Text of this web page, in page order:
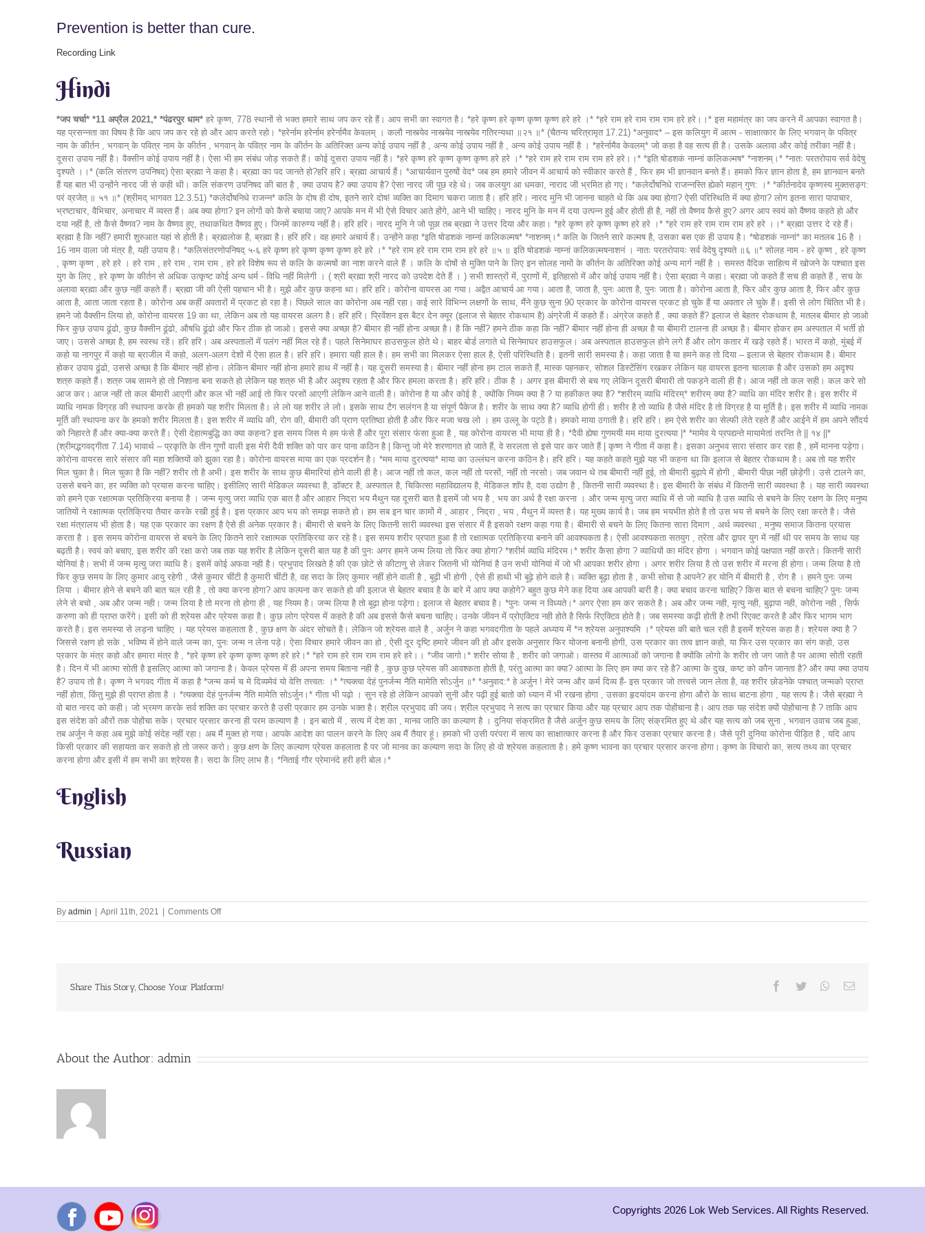
Prevention is better than cure.
Recording Link
Hindi
*जप चर्चा* *11 अप्रैल 2021,* *पंढरपुर धाम* हरे कृष्ण, 778 स्थानों से भक्त हमारे साथ जप कर रहे हैं। आप सभी का स्वागत है। *हरे कृष्ण हरे कृष्ण कृष्ण कृष्ण हरे हरे ।* *हरे राम हरे राम राम राम हरे हरे।।* इस महामंत्र का जप करने में आपका स्वागत है। यह प्रसन्नता का विषय है कि आप जप कर रहे हो और आप करते रहो। *हरेर्नाम हरेर्नाम हरेर्नामैव केवलम् । कलौ नास्त्येव नास्त्येव नास्त्येव गतिरन्यथा ॥२१ ॥* (चैतन्य चरित्रामृत 17.21) *अनुवाद* – इस कलियुग में आत्म - साक्षात्कार के लिए भगवान् के पवित्र नाम के कीर्तन , भगवान् के पवित्र नाम के कीर्तन , भगवान् के पवित्र नाम के कीर्तन के अतिरिक्त अन्य कोई उपाय नहीं है , अन्य कोई उपाय नहीं है , अन्य कोई उपाय नहीं है । *हरेर्नामैव केवलम्* जो कहा है वह सत्य ही है। उसके अलावा और कोई तरीका नहीं है। दूसरा उपाय नहीं है। वैक्सीन कोई उपाय नहीं है। ऐसा भी हम संबंध जोड़ सकते हैं। कोई दूसरा उपाय नहीं है। *हरे कृष्ण हरे कृष्ण कृष्ण कृष्ण हरे हरे ।* *हरे राम हरे राम राम राम हरे हरे।।* *इति षोडशकं नाम्नां कलिकल्मष* *नाशनम्।* *नातः परतरोपाय सर्व वेदेषु दृश्यते ।।* (कलि संतरण उपनिषद) ऐसा ब्रह्मा ने कहा है। ब्रह्मा का पद जानते हो?हरि हरि। ब्रह्मा आचार्य हैं। *आचार्यवान पुरुषों वेद* जब हम हमारे जीवन में आचार्य को स्वीकार करते हैं , फिर हम भी ज्ञानवान बनते हैं। हमको फिर ज्ञान होता है, हम ज्ञानवान बनते हैं यह बात भी उन्होंने नारद जी से कही थी। कलि संकरण उपनिषद की बात है , क्या उपाय है? क्या उपाय है? ऐसा नारद जी पूछ रहे थे। जब कलयुग आ धमका, नाराद जी भ्रमित हो गए। *कलेर्दोषनिधे राजन्नस्ति ह्येको महान् गुण: ।* *कीर्तनादेव कृष्णस्य मुक्तसङ्ग: परं व्रजेत् ॥ ५१ ॥* (श्रीमद् भागवत 12.3.51) *कलेर्दोषनिधे राजन्न* कलि के दोष ही दोष, इतने सारे दोष! व्यक्ति का दिमाग चकरा जाता है। हरि हरि। नारद मुनि भी जानना चाहते थे कि अब क्या होगा? ऐसी परिस्थिति में क्या होगा? लोग इतना सारा पापाचार, भ्रष्टाचार, वैभिचार, अनाचार में व्यस्त हैं। अब क्या होगा? इन लोगों को कैसे बचाया जाए? आपके मन में भी ऐसे विचार आते होंगे, आने भी चाहिए। नारद मुनि के मन में दया उत्पन्न हुई और होती ही है, नहीं तो वैष्णव कैसे हुए? अगर आप स्वयं को वैष्णव कहते हो और दया नहीं है, तो कैसे वैष्णव? नाम के वैष्णव हुए, तथाकथित वैष्णव हुए। जिनमें कारुण्य नहीं है। हरि हरि। नारद मुनि ने जो पूछा तब ब्रह्मा ने उत्तर दिया और कहा। *हरे कृष्ण हरे कृष्ण कृष्ण हरे हरे ।* *हरे राम हरे राम राम राम हरे हरे ।।* ब्रह्मा उत्तर दे रहे हैं। ब्रह्मा है कि नहीं? हमारी शुरुआत यहां से होती है। ब्रह्मलोक है, ब्रह्मा है। हरि हरि। वह हमारे अचार्य हैं। उन्होंने कहा *इति षोडशकं नाम्नां कलिकल्मष* *नाशनम्।* कलि के जितने सारे कल्मष है, उसका बस एक ही उपाय है। *षोडशकं नाम्नां* का मतलब 16 है । 16 नाम वाला जो मंत्र है, यही उपाय है। *कलिसंतरणोपनिषद् ५-६ हरे कृष्ण हरे कृष्ण कृष्ण कृष्ण हरे हरे ।* *हरे राम हरे राम राम राम हरे हरे ॥५ ॥ इति षोडशकं नाम्नां कलिकल्मषनाशनं । नातः परतरोपायः सर्व वेदेषु दृश्यते ॥६ ॥* सोलह नाम - हरे कृष्ण , हरे कृष्ण , कृष्ण कृष्ण , हरे हरे । हरे राम , हरे राम , राम राम , हरे हरे विशेष रूप से कलि के कल्मषों का नाश करने वाले हैं । कलि के दोषों से मुक्ति पाने के लिए इन सोलह नामों के कीर्तन के अतिरिक्त कोई अन्य मार्ग नहीं है । समस्त वैदिक साहित्य में खोजने के पश्चात इस युग के लिए , हरे कृष्ण के कीर्तन से अधिक उत्कृष्ट कोई अन्य धर्म - विधि नहीं मिलेगी । ( श्री ब्रह्मा श्री नारद को उपदेश देते हैं । ) सभी शास्त्रों में, पुराणों में, इतिहासो में और कोई उपाय नहीं है। ऐसा ब्रह्मा ने कहा। ब्रह्मा जो कहते हैं सच ही कहते हैं , सच के अलावा ब्रह्मा और कुछ नहीं कहते हैं। ब्रह्मा जी की ऐसी पहचान भी है। मुझे और कुछ कहना था। हरि हरि। कोरोना वायरस आ गया। अद्वैत आचार्य आ गया। आता है, जाता है, पुनः आता है, पुनः जाता है। कोरोना आता है, फिर और कुछ आता है, फिर और कुछ आता है, आता जाता रहता है। कोरोना अब कहीं अवतारों में प्रकट हो रहा है। पिछले साल का कोरोना अब नहीं रहा। कई सारे विभिन्न लक्षणों के साथ, मैंने कुछ सुना 90 प्रकार के कोरोना वायरस प्रकट हो चुके हैं या अवतार ले चुके हैं। इसी से लोग चिंतित भी है। हमने जो वैक्सीन लिया हो, कोरोना वायरस 19 का था, लेकिन अब तो यह वायरस अलग है। हरि हरि। प्रिवेंशन इस बैटर देन क्यूर (इलाज से बेहतर रोकथाम है) अंग्रेजी में कहते हैं। अंग्रेज कहते हैं , क्या कहते हैं? इलाज से बेहतर रोकथाम है, मतलब बीमार हो जाओ फिर कुछ उपाय ढूंढो, कुछ वैक्सीन ढूंढो, औषधि ढूंढो और फिर ठीक हो जाओ। इससे क्या अच्छा है? बीमार ही नहीं होना अच्छा है। है कि नहीं? हमने ठीक कहा कि नहीं? बीमार नहीं होना ही अच्छा है या बीमारी टालना ही अच्छा है। बीमार होकर हम अस्पताल में भर्ती हो जाए। उससे अच्छा है, हम स्वस्थ रहें। हरि हरि। अब अस्पतालों में पलंग नहीं मिल रहे हैं। पहले सिनेमाघर हाउसफुल होते थे। बाहर बोर्ड लगाते थे सिनेमाघर हाउसफुल। अब अस्पताल हाउसफुल होने लगे हैं और लोग कतार में खड़े रहते हैं। भारत में कहो, मुंबई में कहो या नागपुर में कहो या ब्राजील में कहो, अलग-अलग देशों में ऐसा हाल है। हरि हरि। हमारा यही हाल है। हम सभी का मिलकर ऐसा हाल है, ऐसी परिस्थिति है। इतनी सारी समस्या है। कहा जाता है या हमने कह तो दिया – इलाज से बेहतर रोकथाम है। बीमार होकर उपाय ढूंढो, उससे अच्छा है कि बीमार नहीं होना। लेकिन बीमार नहीं होना हमारे हाथ में नहीं है। यह दूसरी समस्या है। बीमार नहीं होना हम टाल सकते हैं, मास्क पहनकर, सोशल डिस्टेंसिंग रखकर लेकिन यह वायरस इतना चालाक है और उसको हम अदृश्य शत्रु कहते हैं। शत्रु जब सामने हो तो निशाना बना सकते हो लेकिन यह शत्रु भी है और अदृश्य रहता है और फिर हमला करता है। हरि हरि। ठीक है । अगर इस बीमारी से बच गए लेकिन दूसरी बीमारी तो पकड़ने वाली ही है। आज नहीं तो कल सही। कल करे सो आज कर। आज नहीं तो कल बीमारी आएगी और कल भी नहीं आई तो फिर परसों आएगी लेकिन आने वाली है। कोरोना है या और कोई है , क्योंकि नियम क्या है ? या हकीकत क्या है? *शरीरम् व्याधि मंदिरम्* शरीरम् क्या है? व्याधि का मंदिर शरीर है। इस शरीर में व्याधि नामक विग्रह की स्थापना करके ही हमको यह शरीर मिलता है। ले लो यह शरीर ले लो। इसके साथ टैग सलंगन है या संपूर्ण पैकेज है। शरीर के साथ क्या है? व्याधि होगी ही। शरीर है तो व्याधि है जैसे मंदिर है तो विग्रह है या मूर्ति है। इस शरीर में व्याधि नामक मूर्ति की स्थापना कर के हमको शरीर मिलता है। इस शरीर में व्याधि की, रोग की, बीमारी की प्राण प्रतिष्ठा होती है और फिर मजा चख लो । हम उल्लू के पट्ठे है। हमको माया ठगाती है। हरि हरि। हम ऐसे शरीर का सेल्फी लेते रहते हैं और आईने में हम अपने सौंदर्य को निहारते हैं और क्या-क्या करते हैं। ऐसी देहात्मबुद्धि का क्या कहना? इस समय जिस मे हम फंसे हैं और पूरा संसार फंसा हुआ है , यह कोरोना वायरस भी माया ही है। *दैवी ह्येषा गुणमयी मम माया दुरत्यया |* *मामेव ये प्रपद्यन्ते मायामेतां तरन्ति ते || १४ ||* (श्रीमद्भगवद्गीता 7.14) भावार्थ – प्रकृति के तीन गुणों वाली इस मेरी दैवी शक्ति को पार कर पाना कठिन है | किन्तु जो मेरे शरणागत हो जाते हैं, वे सरलता से इसे पार कर जाते हैं | कृष्ण ने गीता में कहा है। इसका अनुभव सारा संसार कर रहा है , हमें मानना पड़ेगा। कोरोना वायरस सारे संसार की महा शक्तियों को झुका रहा है। कोरोना वायरस माया का एक प्रदर्शन है। *मम माया दुरत्यया* माया का उल्लंघन करना कठिन है। हरि हरि। यह कहते कहते मुझे यह भी कहना था कि इलाज से बेहतर रोकथाम है। अब तो यह शरीर मिल चुका है। मिल चुका है कि नहीं? शरीर तो है अभी। इस शरीर के साथ कुछ बीमारियां होने वाली ही है। आज नहीं तो कल, कल नहीं तो परसों, नहीं तो नरसो। जब जवान थे तब बीमारी नहीं हुई, तो बीमारी बुढ़ापे में होगी , बीमारी पीछा नहीं छोड़ेगी। उसे टालने का, उससे बचने का, हर व्यक्ति को प्रयास करना चाहिए। इसीलिए सारी मेडिकल व्यवस्था है, डॉक्टर है, अस्पताल है, चिकित्सा महाविद्यालय है, मेडिकल शॉप है, दवा उद्योग है , कितनी सारी व्यवस्था है। इस बीमारी के संबंध में कितनी सारी व्यवस्था है । यह सारी व्यवस्था को हमने एक रक्षात्मक प्रतिक्रिया बनाया है । जन्म मृत्यु जरा व्याधि एक बात है और आहार निद्रा भय मैथुन यह दूसरी बात है इसमें जो भय है , भय का अर्थ है रक्षा करना । और जन्म मृत्यु जरा व्याधि में से जो व्याधि है उस व्याधि से बचने के लिए रक्षण के लिए मनुष्य जातियों ने रक्षात्मक प्रतिक्रिया तैयार करके रखी हुई है। इस प्रकार आप भय को समझ सकते हो। हम सब इन चार कामों में , आहार , निद्रा , भय , मैथुन में व्यस्त है। यह मुख्य कार्य है। जब हम भयभीत होते है तो उस भय से बचने के लिए रक्षा करते है। जैसे रक्षा मंत्रालय भी होता है। यह एक प्रकार का रक्षण है ऐसे ही अनेक प्रकार है। बीमारी से बचने के लिए कितनी सारी व्यवस्था इस संसार में है इसको रक्षण कहा गया है। बीमारी से बचने के लिए कितना सारा दिमाग , अर्थ व्यवस्था , मनुष्य समाज कितना प्रयास करता है । इस समय कोरोना वायरस से बचने के लिए कितने सारे रक्षात्मक प्रतिक्रिया कर रहे है। इस समय शरीर प्रपात हुआ है तो रक्षात्मक प्रतिक्रिया बनाने की आवश्यकता है। ऐसी आवश्यकता सतयुग , त्रेता और द्वापर युग में नहीं थी पर समय के साथ यह बढ़ती है। स्वयं को बचाए, इस शरीर की रक्षा करो जब तक यह शरीर है लेकिन दूसरी बात यह है की पुनः अगर हमने जन्म लिया तो फिर क्या होगा? *शरीर्म व्याधि मंदिरम।* शरीर कैसा होगा ? व्याधियों का मंदिर होगा । भगवान कोई पक्षपात नहीं करते। कितनी सारी योनियां है। सभी में जन्म मृत्यु जरा व्याधि है। इसमें कोई अफवा नही है। प्रभुपाद लिखते है की एक छोटे से कीटाणु से लेकर जितनी भी योनियां है उन सभी योनियां में जो भी आपका शरीर होगा । अगर शरीर लिया है तो उस शरीर में मरना ही होगा। जन्म लिया है तो फिर कुछ समय के लिए कुमार आयु रहेगी , जैसे कुमार चींटी है कुमारी चींटी है, वह सदा के लिए कुमार नहीं होने वाली है , बूढ़ी भी होगी , ऐसे ही हाथी भी बूढ़े होने वाले है। व्यक्ति बूढ़ा होता है , कभी सोचा है आपने? हर योनि में बीमारी है , रोग है । हमने पुनः जन्म लिया । बीमार होने से बचने की बात चल रही है , तो क्या करना होगा? आप कल्पना कर सकते हो की इलाज से बेहतर बचाव है के बारे में आप क्या कहोगे? बहुत कुछ मेने कह दिया अब आपकी बारी है। क्या बचाव करना चाहिए? किस बात से बचना चाहिए? पुनः जन्म लेने से बचो , अब और जन्म नही। जन्म लिया है तो मरना तो होगा ही , यह नियम है। जन्म लिया है तो बूढ़ा होना पड़ेगा। इलाज से बेहतर बचाव है। *पुनः जन्म न विध्यते।* अगर ऐसा हम कर सकते है। अब और जन्म नही, मृत्यु नही, बुढ़ापा नही, कोरोना नही , सिर्फ करुणा को ही प्राप्त करेंगे। इसी को ही श्रेयस और प्रेयस कहा है। कुछ लोग प्रेयस में कहते है की अब इससे कैसे बचना चाहिए। उनके जीवन में प्रोएक्टिव नही होते है सिर्फ रिएक्टिव होते है। जब समस्या कढ़ी होती है तभी रिएक्ट करते है और फिर भागम भाग करते है। इस समस्या से लड़ना चाहिए । यह प्रेयस कहलाता है , कुछ क्षण के अंदर सोचते है। लेकिन जो श्रेयस वाले है , अर्जुन ने कहा भगवदगीता के पहले अध्याय में *न श्रेयस अनुपाश्यमि ।* प्रेयस की बाते चल रही है इसमें श्रेयस कहा है। श्रेयस क्या है ? जिससे रक्षण हो सके , भविष्य में होने वाले जन्म का, पुनः जन्म न लेना पड़े। ऐसा विचार हमारे जीवन का हो , ऐसी दूर दृष्टि हमारे जीवन की हो और इसके अनुसार फिर योजना बनानी होगी, उस प्रकार का तत्व ज्ञान कहो, या फिर उस प्रकार का संग कहो, उस प्रकार के मंत्र कहो और हमारा मंत्र है , *हरे कृष्ण हरे कृष्ण कृष्ण कृष्ण हरे हरे।* *हरे राम हरे राम
English
Russian
By admin April 11th, 2021 Comments Offon
Prevention
Share This Story, Choose Your Platform! Facebook
Twitter Whatsapp
Email
About the Author: admin
Copyrights 2026 Lok Web Services. All Rights Reserved.
FacebookYouTubeInstagram